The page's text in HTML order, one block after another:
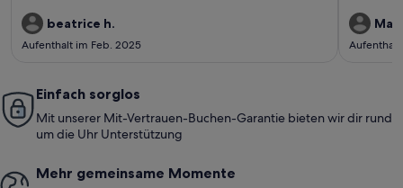
beatrice h.
Aufenthalt im Feb. 2025
kommen
Einfach sorglos
Mit unserer Mit-Vertrauen-Buchen-Garantie bieten wir dir rund
um die Uhr Unterstützung
Mehr gemeinsame Momente